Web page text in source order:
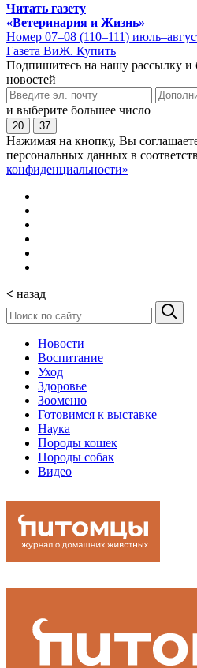
Читать газету
«Ветеринария и Жизнь»
Номер 07–08 (110–111)
Газета ВиЖ. Купить
Подпишитесь на нашу рассылку и
новостей
и выберите большее число
20 37
Нажимая на кнопку, Вы
персональных данных в
конфиденциальности»
< назад
Новости
Воспитание
Уход
Здоровье
Зооменю
Готовимся к выставке
Наука
Породы кошек
Породы собак
Видео